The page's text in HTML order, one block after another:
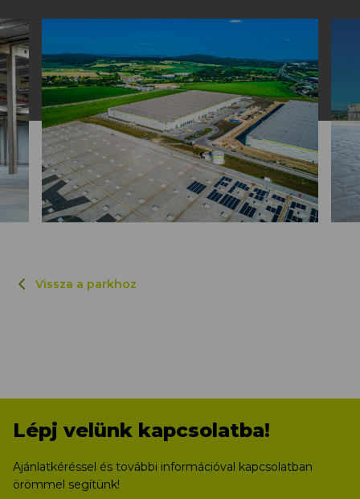
Vissza a parkhoz
Lépj velünk kapcsolatba!
Ajánlatkéréssel és további információval kapcsolatban
örömmel segítünk!